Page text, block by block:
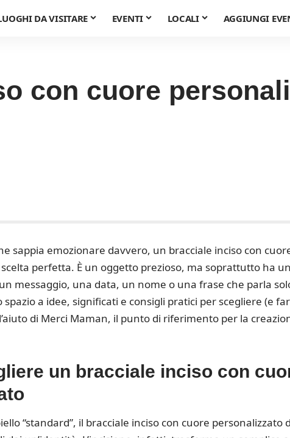
DA VISITARE EVENTI LOCALI AGGIUNGI
con cuore
sappia emozionare davvero, un bracciale inciso con
perfetta. È un oggetto prezioso, ma soprattutto ha
messaggio, una data, un nome o una frase che parla
a idee, significati e consigli pratici per scegliere (e
di Merci Maman, il punto di riferimento per la
un bracciale inciso con
“standard”, il bracciale incisocon cuore personalizzato